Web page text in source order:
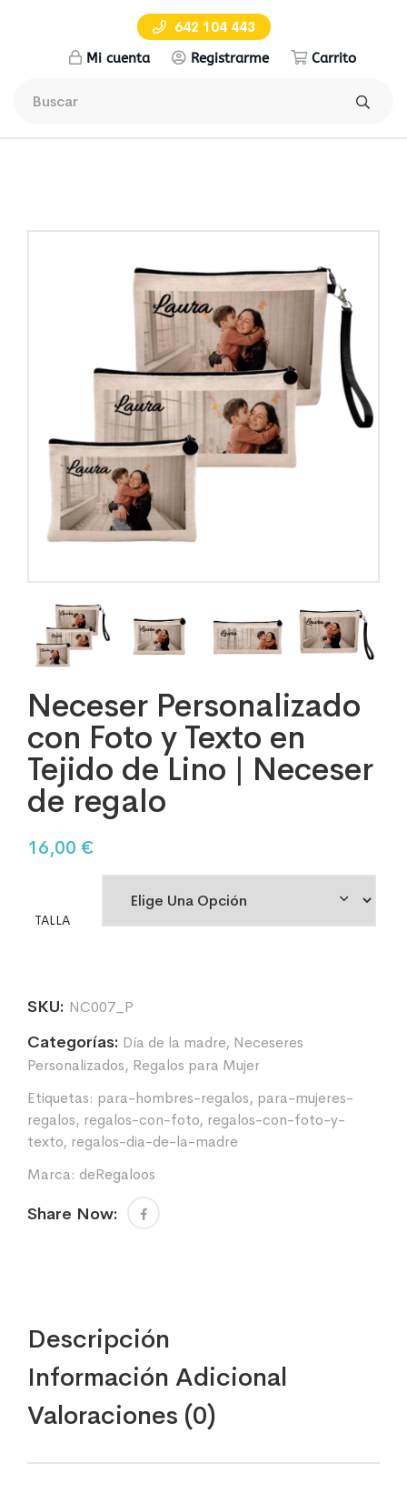
642 104 443
Mi cuenta Registrarme Carrito
Neceser Personalizado
con Foto y Texto en
Tejido de Lino | Neceser
de regalo
16,00 €
TALLA
SKU: NC007_P
Categorías: Día de la madre, Neceseres
Personalizados, Regalos para Mujer
Etiquetas: para-hombres-regalos, para-mujeres-
regalos, regalos-con-foto, regalos-con-foto-y-
texto, regalos-dia-de-la-madre
Marca: deRegaloos
Share Now:
Descripción
Información Adicional
Valoraciones (0)